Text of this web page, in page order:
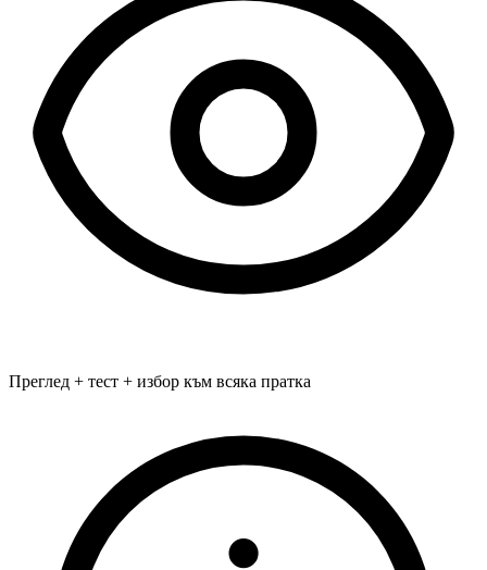
Преглед + тест + избор към всяка пратка